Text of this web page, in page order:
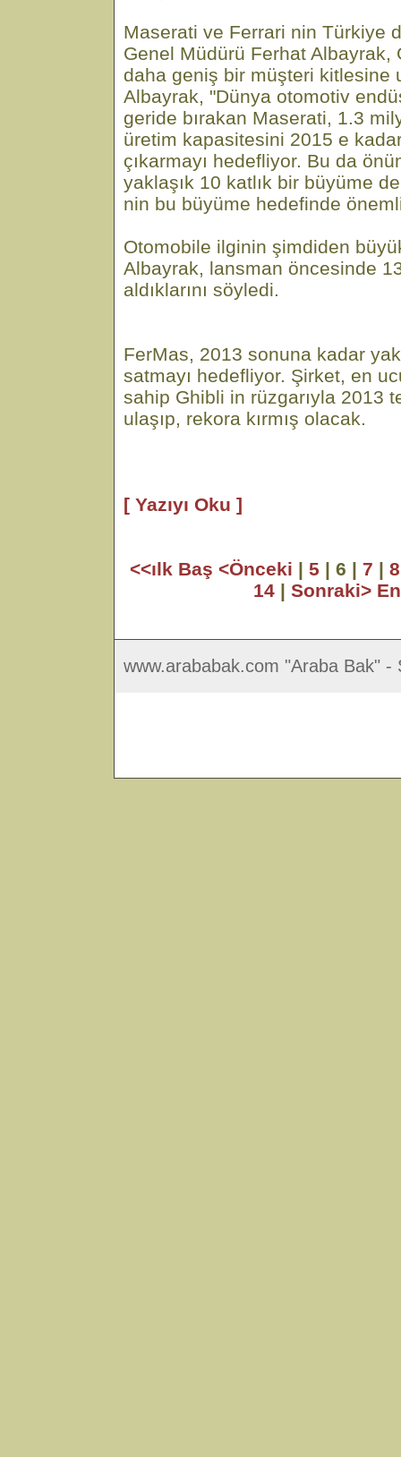
Maserati ve Ferrari nin Türkiye
Genel Müdürü Ferhat Albayrak,
daha geniş bir müşteri kitlesine
Albayrak, "Dünya otomotiv
geride bırakan Maserati, 1.3
üretim kapasitesini 2015 e
çıkarmayı hedefliyor. Bu da
yaklaşık 10 katlık bir büyüme
nin bu büyüme hedefinde
Otomobile ilginin şimdiden
Albayrak, lansman öncesinde
aldıklarını söyledi.
FerMas, 2013 sonuna kadar
satmayı hedefliyor. Şirket, en
sahip Ghibli in rüzgarıyla 2013
ulaşıp, rekora kırmış olacak.
[ Yazıyı Oku ]
<<ılk Baş <Önceki | 5 | 6 | 7 | 8
14 | Sonraki>
www.arababak.com "Araba Bak"